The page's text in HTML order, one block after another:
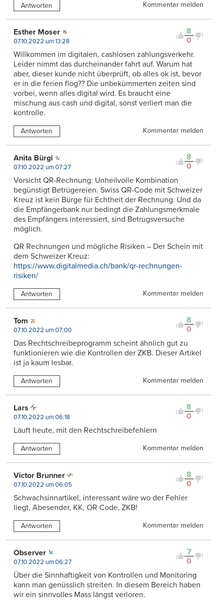
Antworten Kommentar melden
8
0
Esther Moser
07.10.2022 um 13:28
Willkommen im digitalen, cashlosen zahlungsverkehr.
Leider nimmt das durcheinander fahrt auf. Warum hat
aber, dieser kunde nicht überprüft, ob alles ok ist, bevor
er in die ferien flog?? Die unbekümmerten zeiten sind
vorbei, wenn alles digital wird. Es braucht eine
mischung aus cash und digital, sonst verliert man die
kontrolle.
Antworten Kommentar melden
8
0
Anita Bürgi
07.10.2022 um 07:27
Vorsicht QR-Rechnung: Unheilvolle Kombination
begünstigt Betrügereien. Swiss QR-Code mit Schweizer
Kreuz ist kein Bürge für Echtheit der Rechnung. Und da
die Empfängerbank nur bedingt die Zahlungsmerkmale
des Empfängers interessiert, sind Betrugsversuche
möglich.
QR Rechnungen und mögliche Risiken – Der Schein mit
dem Schweizer Kreuz:
https://www.digitalmedia.ch/bank/qr-rechnungen-
risiken/
Antworten Kommentar melden
8
0
Tom
07.10.2022 um 07:00
Das Rechtschreibeprogramm scheint ähnlich gut zu
funktionieren wie die Kontrollen der ZKB. Dieser Artikel
ist ja kaum lesbar.
Antworten Kommentar melden
8
0
Lars
07.10.2022 um 06:18
Läuft heute, mit den Rechtschreibefehlern
Antworten Kommentar melden
8
0
Victor Brunner
07.10.2022 um 06:05
Schwachsinnartikel, interessant wäre wo der Fehler
liegt, Abesender, KK, OR Code, ZKB!
Antworten Kommentar melden
7
0
Observer
07.10.2022 um 06:27
Über die Sinnhaftigkeit von Kontrollen und Monitoring
kann man genüsslich streiten. In diesem Bereich haben
wir ein sinnvolles Mass längst verloren.